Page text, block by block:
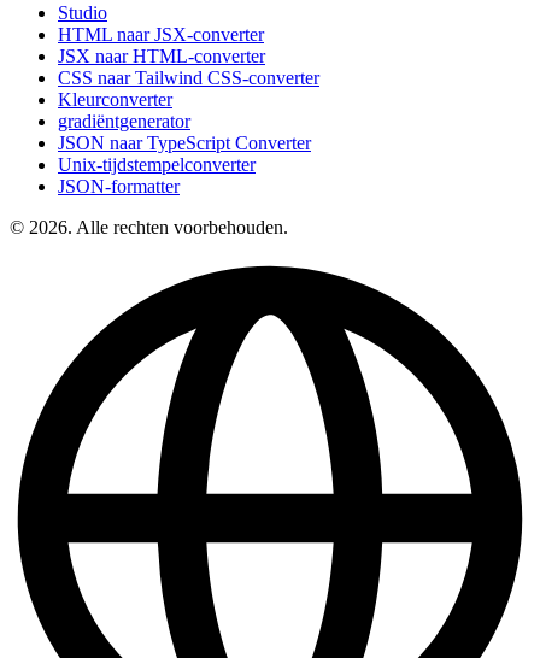
Studio
HTML naar JSX-converter
JSX naar HTML-converter
CSS naar Tailwind CSS-converter
Kleurconverter
gradiëntgenerator
JSON naar TypeScript Converter
Unix-tijdstempelconverter
JSON-formatter
© 2026. Alle rechten voorbehouden.